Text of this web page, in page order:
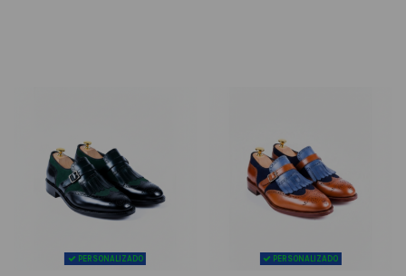
PERSONALIZADO PERSONALIZADO